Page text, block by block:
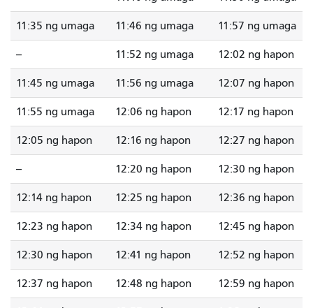
11:35 ng umaga 11:46 ng umaga 11:57 ng umaga
-- 11:52 ng umaga 12:02 ng hapon
11:45 ng umaga 11:56 ng umaga 12:07 ng hapon
11:55 ng umaga 12:06 ng hapon 12:17 ng hapon
12:05 ng hapon 12:16 ng hapon 12:27 ng hapon
-- 12:20 ng hapon 12:30 ng hapon
12:14 ng hapon 12:25 ng hapon 12:36 ng hapon
12:23 ng hapon 12:34 ng hapon 12:45 ng hapon
12:30 ng hapon 12:41 ng hapon 12:52 ng hapon
12:37 ng hapon 12:48 ng hapon 12:59 ng hapon